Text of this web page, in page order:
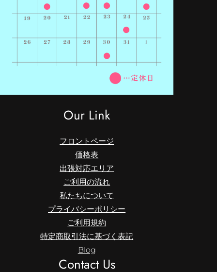
Our Link
フロントページ
価格表
出張対応エリア
ご利用の流れ
私たちについて
プライバシーポリシー
ご利用規約
特定商取引法に基づく表記
Blog
Contact Us